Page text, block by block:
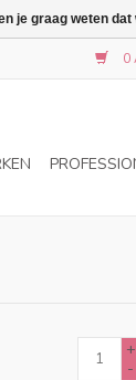
0
+
-
je graag weten